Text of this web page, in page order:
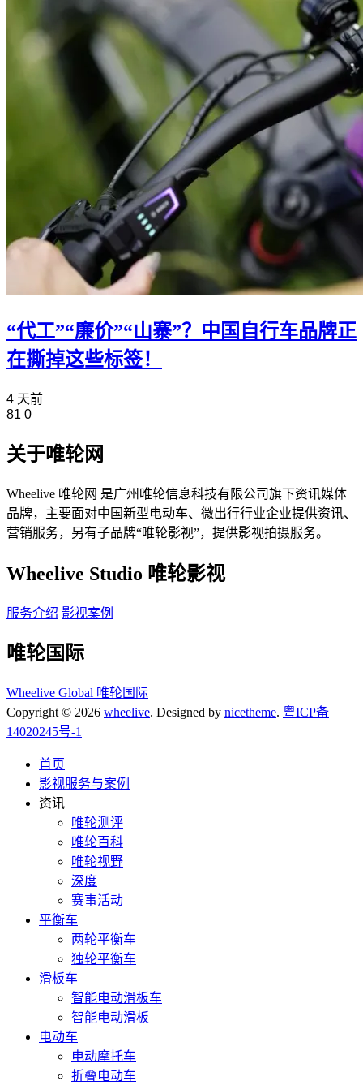
“代工”“廉价”“山寨”？中国自行车品牌正
在撕掉这些标签！
4 天前
81 0
关于唯轮网
Wheelive 唯轮网 是广州唯轮信息科技有限公司旗下资讯媒体
品牌，主要面对中国新型电动车、微出行行业企业提供资讯、
营销服务，另有子品牌“唯轮影视”，提供影视拍摄服务。
Wheelive Studio 唯轮影视
服务介绍 影视案例
唯轮国际
Wheelive Global 唯轮国际
Copyright © 2026 wheelive. Designed by nicetheme. 粤ICP备
14020245号-1
首页
影视服务与案例
资讯
唯轮测评
唯轮百科
唯轮视野
深度
赛事活动
平衡车
两轮平衡车
独轮平衡车
滑板车
智能电动滑板车
智能电动滑板
电动车
电动摩托车
折叠电动车